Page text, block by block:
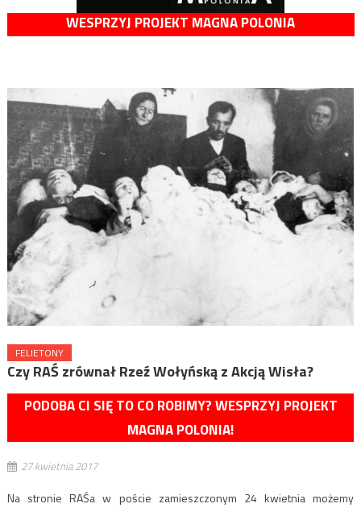
WESPRZYJ PROJEKT MAGNA POLONIA
FELIETONY
Czy RAŚ zrównał Rzeź Wołyńską z Akcją Wisła?
PODOBA CI SIĘ TO CO ROBIMY? WESPRZYJ PROJEKT
MAGNA POLONIA!
27 kwietnia 2017
Na stronie RAŚa w poście zamieszczonym 24 kwietnia możemy